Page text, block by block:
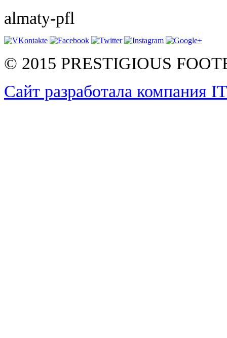
almaty-pfl
© 2015 PRESTIGIOUS
Сайт разработала компания